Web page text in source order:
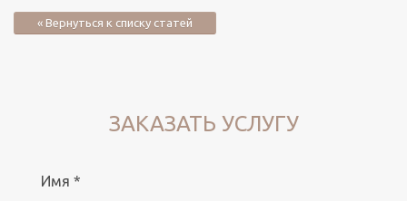
« Вернуться к списку статей
ЗАКАЗАТЬ УСЛУГУ
Имя *